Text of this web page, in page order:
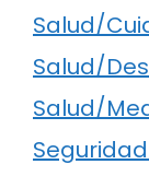
Salud/
Salud/
Salud/